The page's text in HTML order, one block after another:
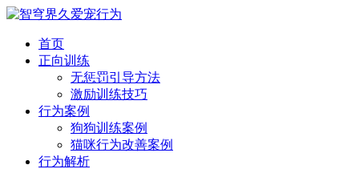
首页
正向训练
无惩罚引导方法
激励训练技巧
行为案例
狗狗训练案例
猫咪行为改善案例
行为解析